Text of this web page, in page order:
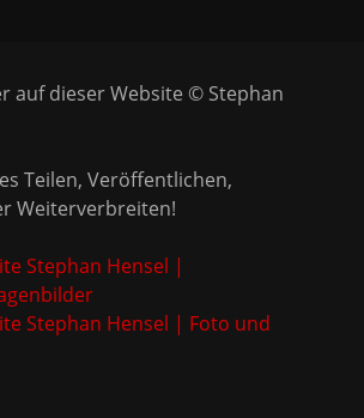
auf dieser Website © Stephan
Teilen, Veröffentlichen,
Weiterverbreiten!
Stephan Hensel |
Stephan Hensel | Foto und